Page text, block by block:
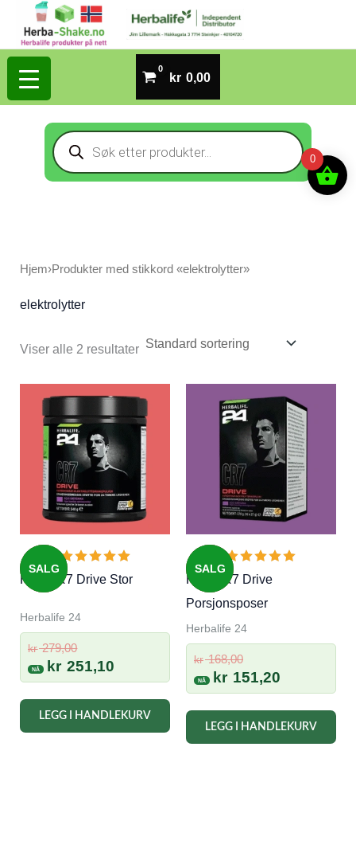
til
innholdet
kr 0,00
Products
search
Hjem›Produkter med stikkord «elektrolytter»
elektrolytter
Viser alle 2 resultater
SALG
H24 CR7 Drive Stor
Herbalife 24
kr279,00Opprinnelig
pris
var:
kr 279,00.
kr 251,10
pris
er:
kr 251,10.
LEGG I HANDLEKURV
SALG
H24 CR7 Drive
Porsjonsposer
Herbalife 24
kr168,00Opprinnelig
pris
var:
kr 168,00.
kr 151,20
pris
er:
kr 151,20.
LEGG I HANDLEKURV
0